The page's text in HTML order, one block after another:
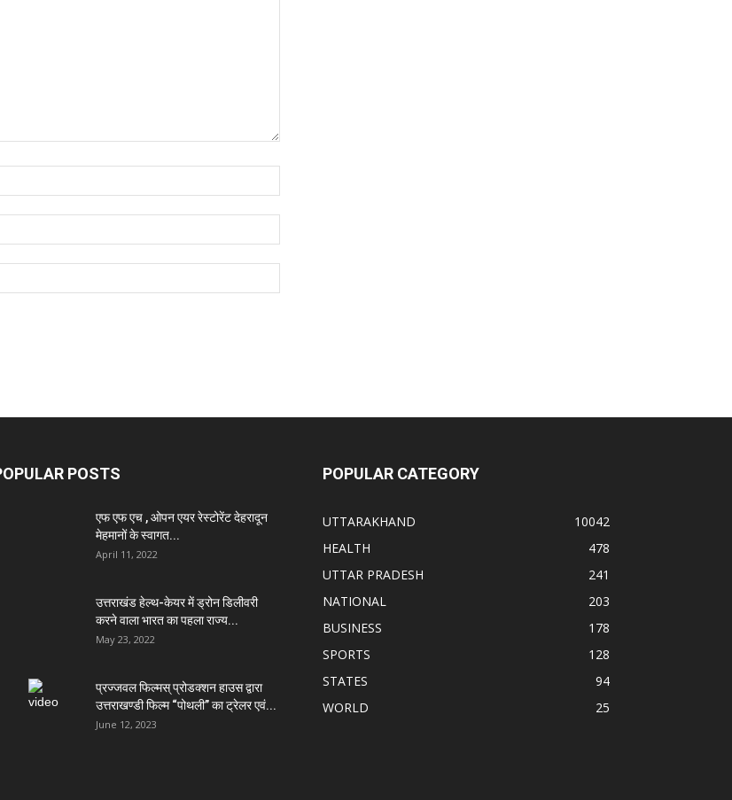
POSTS
एफ एफ एच , ओपन एयर रेस्टोरेंट देहरादून
मेहमानों के स्वागत...
April 11, 2022
उत्तराखंड हेल्थ-केयर में ड्रोन डिलीवरी
करने वाला भारत का पहला राज्य...
May 23, 2022
प्रज्जवल फिल्मस् प्रोडक्शन हाउस द्वारा
उत्तराखण्डी फिल्म “पोथली” का ट्रेलर एवं...
June 12, 2023
POPULAR CATEGORY
UTTARAKHAND
10042
HEALTH
478
UTTAR PRADESH
241
NATIONAL
203
BUSINESS
178
SPORTS
128
STATES
94
WORLD
25